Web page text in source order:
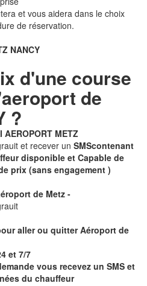
et vous aidera dans le choix
de réservation.
NANCY
d'une course
de
?
AEROPORT METZ
et recever un SMScontenant
disponible et Capable de
prix (sans engagement )
de Metz -
aller ou quitter Aéroport de
et 7/7
vous recevez un SMS et
du chauffeur